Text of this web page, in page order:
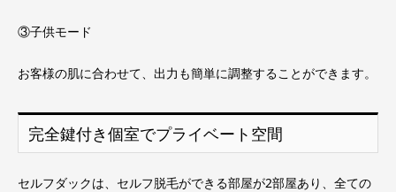
③子供モード
お客様の肌に合わせて、出力も簡単に調整することができます。
完全鍵付き個室でプライベート空間
セルフダックは、セルフ脱毛ができる部屋が2部屋あり、全ての